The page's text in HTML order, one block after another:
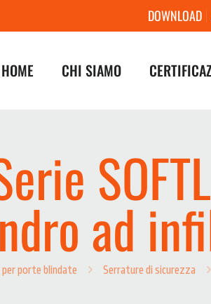
DOWNLOAD
HOME CHI SIAMO
ad
porte blindate Serrature di sicurezza